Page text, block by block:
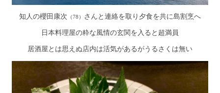
知人の櫻田康次 （78） さんと連絡を取り夕食を共に島割烹へ
日本料理屋の粋な風情の玄関を入ると超満員
居酒屋とは思えぬ店内は活気があるがうるさくは無い